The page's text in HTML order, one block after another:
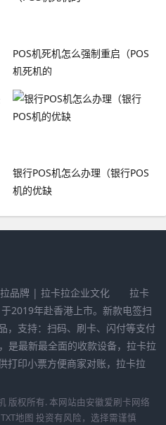
POS机死机怎么强制重启（POS
机死机的
银行POS机怎么办理（银行POS
机的优缺
品牌 | 拉卡拉企业文化 拉卡
2019年赴香港上市。新款电签扫
，支持：扫码、刷卡、闪付等支付
是最新最全面的收款设备，拉卡拉
打印小票方便商家对账，拉卡拉
版权所有. 本网站由安徽爱刷卡网络
TXT地图 投资有风险，选择需谨慎